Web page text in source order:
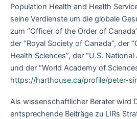
Population Health and Health
seine Verdienste um die globale
zum “Officer of the Order of
der “Royal Society of Canada”, der
Health Sciences”, der “U.S.
und der “World Academy of
https://harthouse.ca/profile/peter-
Als wissenschaftlicher Berater wird
entsprechende Beiträge zu LIRs